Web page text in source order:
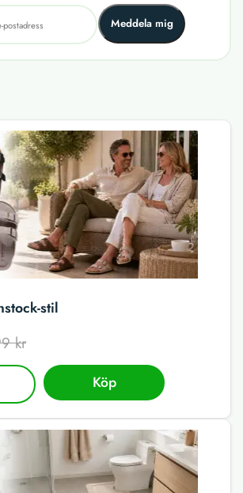
Meddela mig
stil
kr
Köp